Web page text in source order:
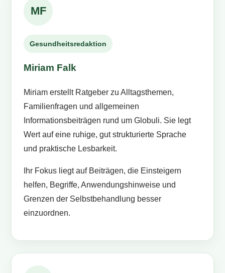
MF
Gesundheitsredaktion
Miriam Falk
Miriam erstellt Ratgeber zu Alltagsthemen,
Familienfragen und allgemeinen
Informationsbeiträgen rund um Globuli. Sie legt
Wert auf eine ruhige, gut strukturierte Sprache
und praktische Lesbarkeit.
Ihr Fokus liegt auf Beiträgen, die Einsteigern
helfen, Begriffe, Anwendungshinweise und
Grenzen der Selbstbehandlung besser
einzuordnen.